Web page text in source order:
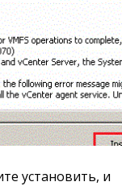
установить, и